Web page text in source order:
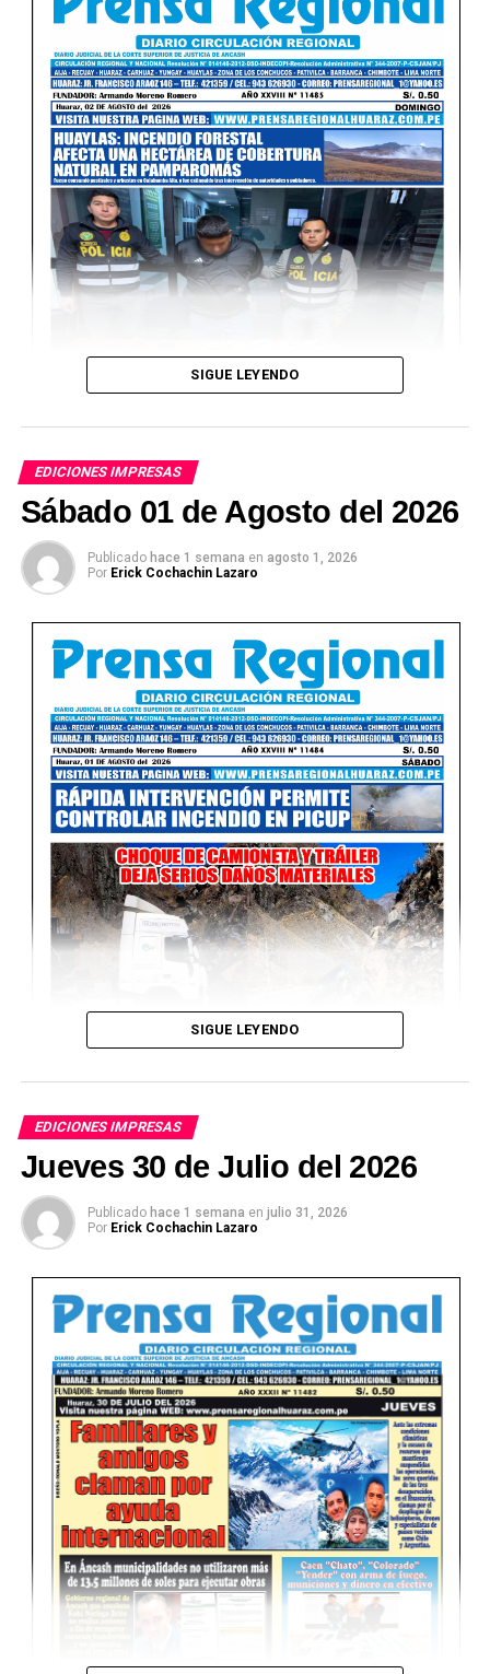
SIGUE LEYENDO
EDICIONES IMPRESAS
Sábado 01 de Agosto del 2026
Publicado hace 1 semana en agosto 1, 2026
Por Erick Cochachin Lazaro
SIGUE LEYENDO
EDICIONES IMPRESAS
Jueves 30 de Julio del 2026
Publicado hace 1 semana en julio 31, 2026
Por Erick Cochachin Lazaro